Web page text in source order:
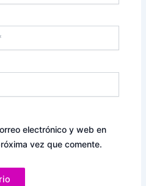
electrónico y web en
vez que comente.